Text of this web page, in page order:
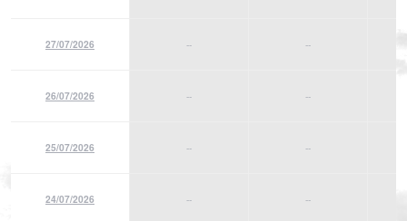
27/07/2026 -- --
26/07/2026 -- --
25/07/2026 -- --
24/07/2026 -- --